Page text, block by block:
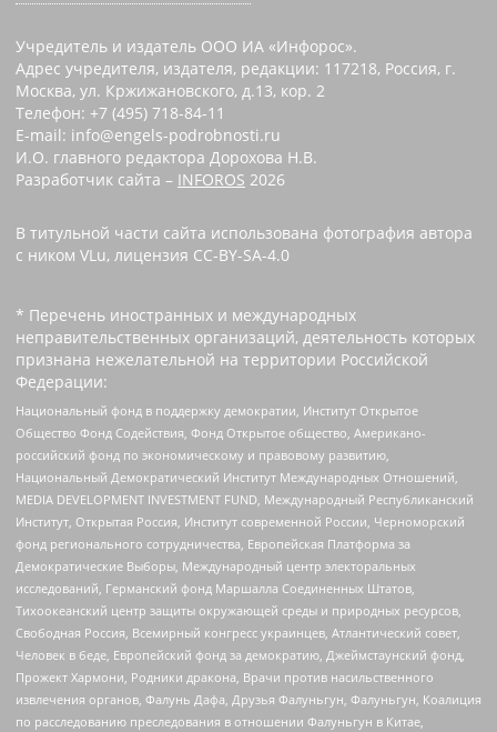
Учредитель и издатель ООО ИА «Инфорос».
Адрес учредителя, издателя, редакции: 117218, Россия, г.
Москва, ул. Кржижановского, д.13, кор. 2
Телефон: +7 (495) 718-84-11
E-mail: info@engels-podrobnosti.ru
И.О. главного редактора Дорохова Н.В.
Разработчик сайта – INFOROS 2026
В титульной части сайта использована фотография автора
с ником VLu, лицензия CC-BY-SA-4.0
* Перечень иностранных и международных
неправительственных организаций, деятельность которых
признана нежелательной на территории Российской
Федерации:
Национальный фонд в поддержку демократии, Институт Открытое
Общество Фонд Содействия, Фонд Открытое общество, Американо-
российский фонд по экономическому и правовому развитию,
Национальный Демократический Институт Международных Отношений,
MEDIA DEVELOPMENT INVESTMENT FUND, Международный Республиканский
Институт, Открытая Россия, Институт современной России, Черноморский
фонд регионального сотрудничества, Европейская Платформа за
Демократические Выборы, Международный центр электоральных
исследований, Германский фонд Маршалла Соединенных Штатов,
Тихоокеанский центр защиты окружающей среды и природных ресурсов,
Свободная Россия, Всемирный конгресс украинцев, Атлантический совет,
Человек в беде, Европейский фонд за демократию, Джеймстаунский фонд,
Прожект Хармони, Родники дракона, Врачи против насильственного
извлечения органов, Фалунь Дафа, Друзья Фалуньгун, Фалуньгун, Коалиция
по расследованию преследования в отношении Фалуньгун в Китае,